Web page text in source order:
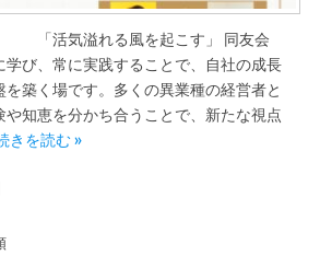
る風を起こす」 同友会
学び、常に実践することで、自社の成長
を築く場です。多くの異業種の経営者と
や知恵を分かち合うことで、新たな視点
きを読む »